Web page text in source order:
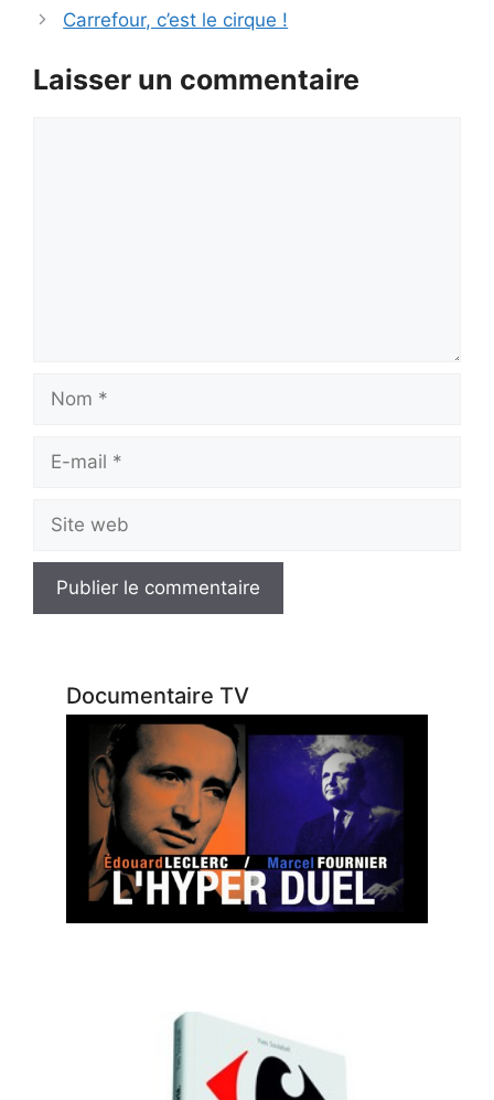
Carrefour, c’est le cirque !
Laisser un commentaire
mail
web
Documentaire TV